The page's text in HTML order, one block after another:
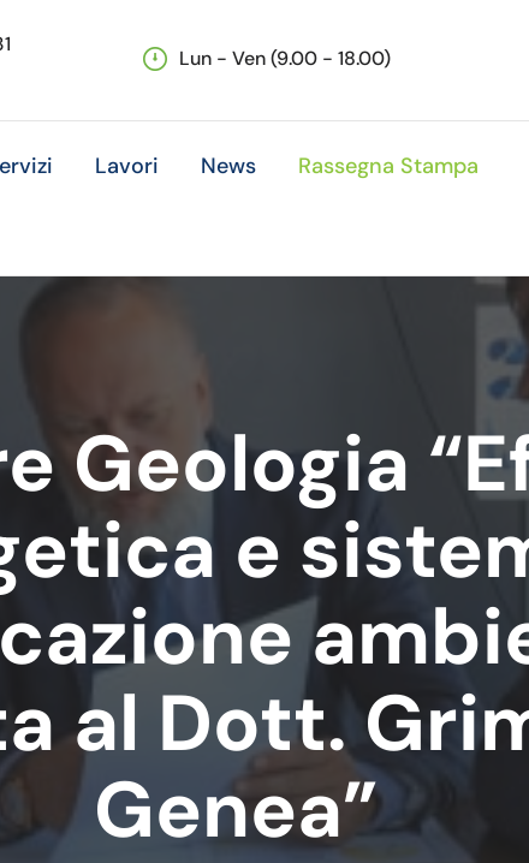
Lun - Ven (9.00 - 18.00)
Lavori News Rassegna Stampa
Geologia
e
al Dott.
Genea”